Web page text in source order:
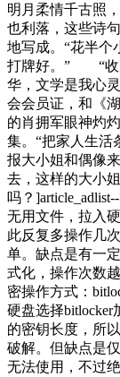
明月柔情千古照
也利落，这些诗
地写成。“花半个
打牌好。” “收
华，文学是我心
会会员证，和《
的肖拥军眼神灼
集。“把家人生活
报大小姐和偶像
去，这样的大小
吗？
无用文件，拉入
此反复多操作几
单。缺点是有一
式化，操作次数
密操作方式：
硬盘选择bitlocker
的密钥长度，所
破解。但缺点是
无法使用，不过